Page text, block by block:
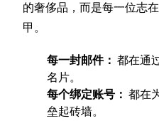
的奢侈品，而是每一位志
甲。
每一封邮件： 都在通
名片。
每个绑定账号： 都在
垒起砖墙。